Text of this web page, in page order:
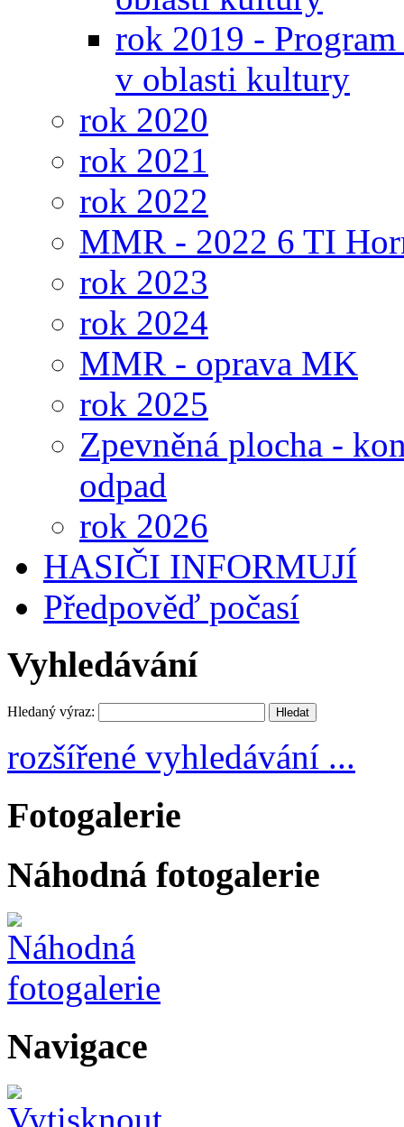
rok 2019 -
v oblasti kultury
rok 2020
rok 2021
rok 2022
MMR - 2022 6 TI
rok 2023
rok 2024
MMR - oprava MK
rok 2025
Zpevněná plocha -
odpad
rok 2026
HASIČI INFORMUJÍ
Předpověď počasí
Vyhledávání
Hledaný výraz:
rozšířené vyhledávání ...
Fotogalerie
Náhodná fotogalerie
Navigace